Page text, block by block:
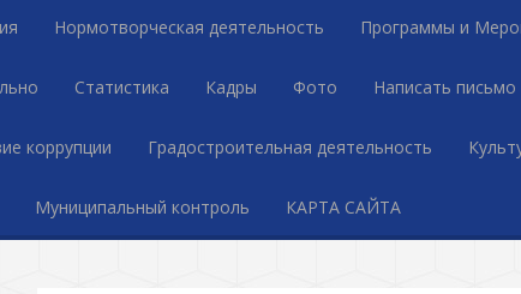
Нормотворческая деятельность Программы и
Статистика Кадры Фото Написать письмо
коррупции Градостроительная деятельность
Муниципальный контроль КАРТА САЙТА